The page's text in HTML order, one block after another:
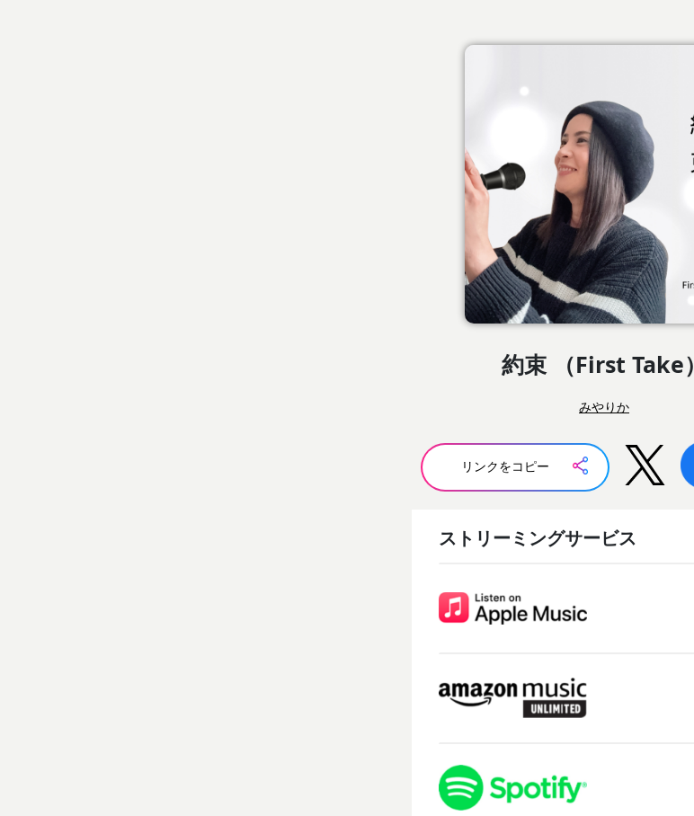
約束 （First Take）
みやりか
リンクをコピー
ストリーミングサービス